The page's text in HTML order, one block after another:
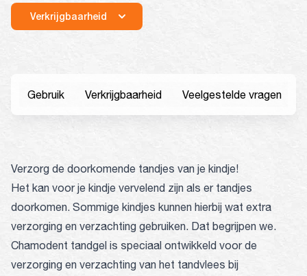
Verkrijgbaarheid
Gebruik Verkrijgbaarheid Veelgestelde vragen
Verzorg de doorkomende tandjes van je kindje!
Het kan voor je kindje vervelend zijn als er tandjes
doorkomen. Sommige kindjes kunnen hierbij wat extra
verzorging en verzachting gebruiken. Dat begrijpen we.
Chamodent tandgel is speciaal ontwikkeld voor de
verzorging en verzachting van het tandvlees bij